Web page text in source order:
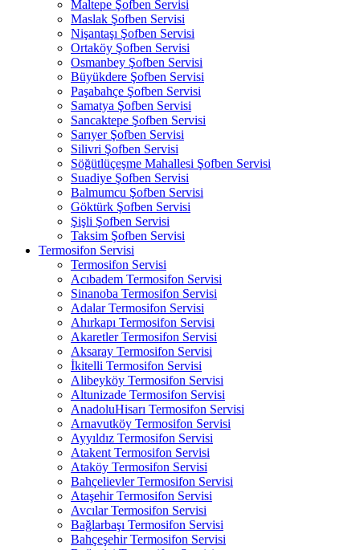
Maltepe Şofben Servisi
Maslak Şofben Servisi
Nişantaşı Şofben Servisi
Ortaköy Şofben Servisi
Osmanbey Şofben Servisi
Büyükdere Şofben Servisi
Paşabahçe Şofben Servisi
Samatya Şofben Servisi
Sancaktepe Şofben Servisi
Sarıyer Şofben Servisi
Silivri Şofben Servisi
Söğütlüçeşme Mahallesi Şofben Servisi
Suadiye Şofben Servisi
Balmumcu Şofben Servisi
Göktürk Şofben Servisi
Şişli Şofben Servisi
Taksim Şofben Servisi
Termosifon Servisi
Termosifon Servisi
Acıbadem Termosifon Servisi
Sinanoba Termosifon Servisi
Adalar Termosifon Servisi
Ahırkapı Termosifon Servisi
Akaretler Termosifon Servisi
Aksaray Termosifon Servisi
İkitelli Termosifon Servisi
Alibeyköy Termosifon Servisi
Altunizade Termosifon Servisi
AnadoluHisarı Termosifon Servisi
Arnavutköy Termosifon Servisi
Ayyıldız Termosifon Servisi
Atakent Termosifon Servisi
Ataköy Termosifon Servisi
Bahçelievler Termosifon Servisi
Ataşehir Termosifon Servisi
Avcılar Termosifon Servisi
Bağlarbaşı Termosifon Servisi
Bahçeşehir Termosifon Servisi